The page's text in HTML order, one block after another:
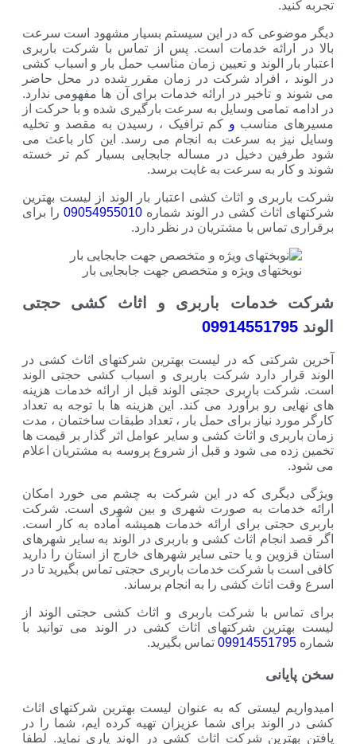
تجربه کنید.
دیگر موضوعی که در این سیستم بسیار مشهود است سرعت
بالا در ارائه خدمات است. پس از تماس با شرکت باربری
اعتبار بار الوند و تعیین زمان مناسب حمل بار و اسباب کشی
در الوند ، افراد شرکت در زمان مقرر شده در محل حاضر
می شوند و تاخیر در ارائه خدمات برای آن ها مفهومی ندارد.
در ادامه تمامی وسایل به سرعت بارگیری شده و با حرکت از
مسیرهای مناسب و کم ترافیک ، رسیدن به مقصد و تخلیه
وسایل نیز به سرعت به انجام می رسد. این کار باعث می
شود طرفین دخیل در مساله جابجایی بسیار کم تر خسته
شوند و کار به سرعت به غایت برسد.
شرکت باربری و اثاث کشی اعتبار بار الوند از لیست بهترین
شرکتهای اثاث کشی در الوند شماره 09054955010را برای
برقراری تماس با مشتریان در نظر دارد.
نوبختهای ویژه و متخصص جهت جابجایی بار
شرکت خدمات باربری و اثاث کشی حجتی
الوند 09914551795
آخرین شرکتی که در لیست بهترین شرکتهای اثاث کشی در
الوند قرار دارد شرکت باربری و اسباب کشی حجتی الوند
است. شرکت باربری حجتی الوند قبل از ارائه خدمات هزینه
های نهایی رو برآورد می کند. این هزینه ها با توجه به تعداد
کارگر مورد نیاز برای حمل بار ، تعداد طبقات ساختمان ، مدت
زمان باربری و اثاث کشی و سایر عوامل اثر گذار بر قیمت ها
تخمین زده می شود و قبل از شروع پروسه به مشتریان اعلام
می شود.
ویژگی دیگری که در این شرکت به چشم می خورد امکان
ارائه خدمات به صورت شهری و بین شهری است. شرکت
باربری حجتی برای ارائه خدمات همیشه آماده به کار است.
اگر قصد انجام اثاث کشی و باربری در الوند به سایر شهرهای
استان قزوین و یا حتی سایر شهرهای خارج از استان را دارید
کافی است با شرکت خدمات باربری حجتی تماس بگیرید تا در
اسرع وقت اثاث کشی را به انجام برساند.
برای تماس با شرکت باربری و اثاث کشی حجتی الوند از
لیست بهترین شرکتهای اثاث کشی در الوند می توانید با
شماره 09914551795 تماس بگیرید.
سخن پایانی
امیدواریم لیستی که به عنوان لیست بهترین شرکتهای اثاث
کشی در الوند برای شما عزیزان تهیه کرده ایم، شما را در
یافتن بهترین شرکت اثاث کشی در الوند یاری نماید. لطفا